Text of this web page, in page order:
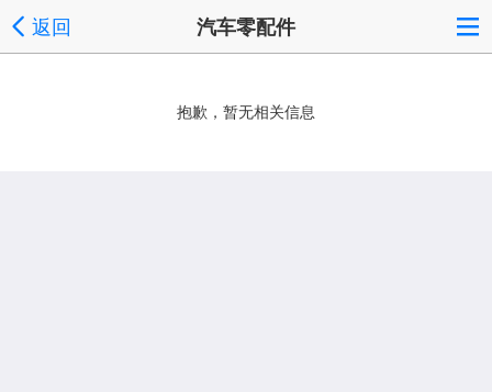
返回 汽车零配件
抱歉，暂无相关信息